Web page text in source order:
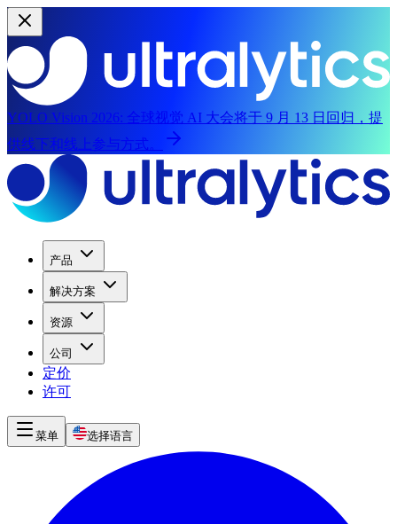
YOLO Vision 2026: 全球视觉 AI 大会将于 9 月 13 日回归，提
供线下和线上参与方式。
产品
解决方案
资源
公司
定价
许可
菜单 选择语言